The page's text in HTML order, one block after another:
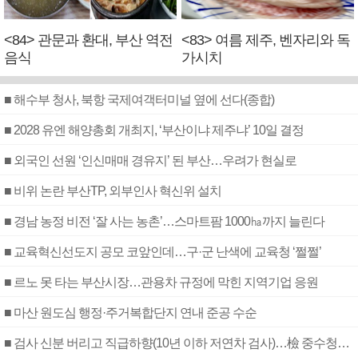
<84> 관문과 환대, 부산 역전
음식
<83> 여름 제주, 벤자리와 독
가시치
■ 해수부 청사, 북항 국제여객터미널 옆에 선다(종합)
■ 2028 유엔 해양총회 개최지, ‘부산이냐 제주냐’ 10일 결정
■ 외국인 선원 ‘인신매매 경유지’ 된 부산…우려가 현실로
■ 비위 논란 부산TP, 외부인사 혁신위 설치
■ 경남 농정 비전 ‘잘 사는 농촌’…스마트팜 1000㏊까지 늘린다
■ 교육혁신선도지 공모 코앞인데…구·군 난색에 교육청 ‘쩔쩔’
■ 르노 못 타는 부산시장…관용차 규정에 막힌 지역기업 응원
■ 마산 원도심 행정·주거복합단지 연내 준공 수순
■ 검사 신분 버리고 직급하향(10년 이하 저연차 검사)…檢 중수청행 기피